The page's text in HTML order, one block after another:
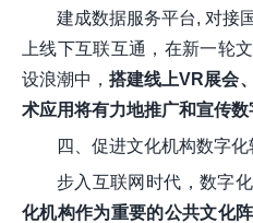
建成数据服务平台, 对接
上线下互联互通，在新一轮
设浪潮中，搭建线上VR展会
术应用将有力地推广和宣传数
四、促进文化机构数字
步入互联网时代，数字
化机构作为重要的公共文化